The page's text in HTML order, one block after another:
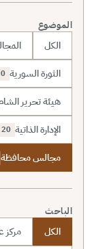
الموضوع
الكل
الثورة السورية
هيئة تحرير
الإدارة الذاتية 20
مجالس محافظة
الباحث
الكل مركز